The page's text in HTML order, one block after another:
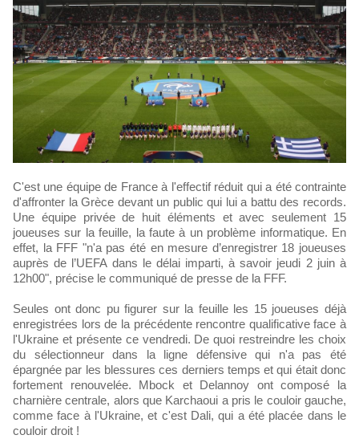
C'est une équipe de France à l'effectif réduit qui a été contrainte
d'affronter la Grèce devant un public qui lui a battu des records.
Une équipe privée de huit éléments et avec seulement 15
joueuses sur la feuille, la faute à un problème informatique. En
effet, la FFF "n'a pas été en mesure d’enregistrer 18 joueuses
auprès de l’UEFA dans le délai imparti, à savoir jeudi 2 juin à
12h00", précise le communiqué de presse de la FFF.
Seules ont donc pu figurer sur la feuille les 15 joueuses déjà
enregistrées lors de la précédente rencontre qualificative face à
l'Ukraine et présente ce vendredi. De quoi restreindre les choix
du sélectionneur dans la ligne défensive qui n'a pas été
épargnée par les blessures ces derniers temps et qui était donc
fortement renouvelée. Mbock et Delannoy ont composé la
charnière centrale, alors que Karchaoui a pris le couloir gauche,
comme face à l'Ukraine, et c'est Dali, qui a été placée dans le
couloir droit !